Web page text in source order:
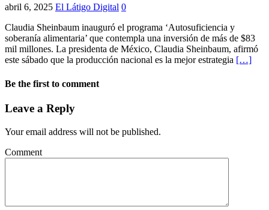
abril 6, 2025 El Látigo Digital 0
Claudia Sheinbaum inauguró el programa ‘Autosuficiencia y
soberanía alimentaria’ que contempla una inversión de más de $83
mil millones. La presidenta de México, Claudia Sheinbaum, afirmó
este sábado que la producción nacional es la mejor estrategia […]
Be the first to comment
Leave a Reply
Your email address will not be published.
Comment